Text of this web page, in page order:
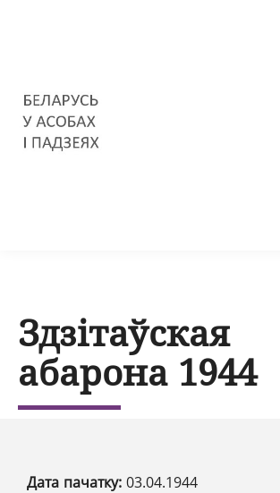
Здзітаўская
абарона 1944
Дата пачатку: 03.04.1944